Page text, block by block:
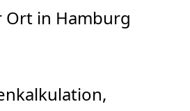
Ort in Hamburg